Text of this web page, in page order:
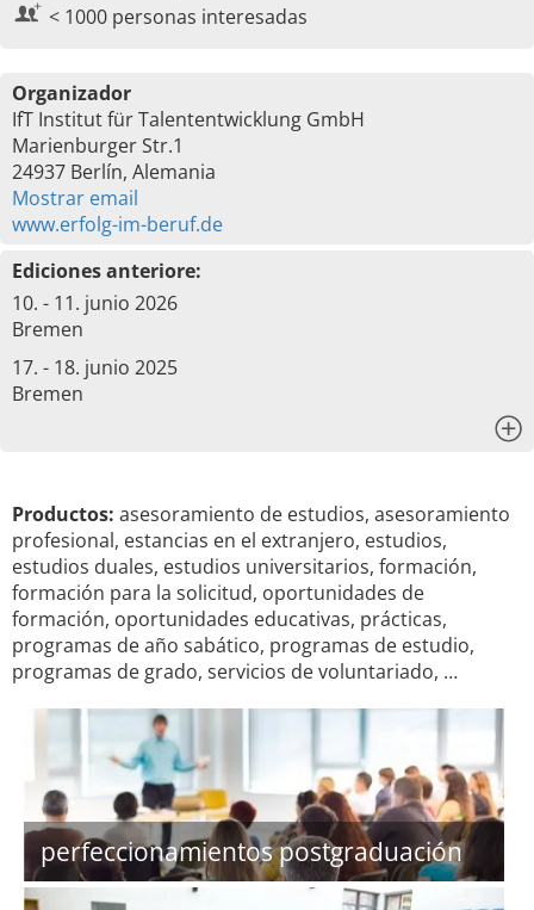
< 1000 personas interesadas
Organizador
IfT Institut für Talententwicklung GmbH
Marienburger Str.1
24937 Berlín, Alemania
Mostrar email
www.erfolg-im-beruf.de
Ediciones anteriore:
10. - 11. junio 2026
Bremen
17. - 18. junio 2025
Bremen
Productos: asesoramiento de estudios, asesoramiento
profesional, estancias en el extranjero, estudios,
estudios duales, estudios universitarios, formación,
formación para la solicitud, oportunidades de
formación, oportunidades educativas, prácticas,
programas de año sabático, programas de estudio,
programas de grado, servicios de voluntariado, …
perfeccionamientos postgraduación